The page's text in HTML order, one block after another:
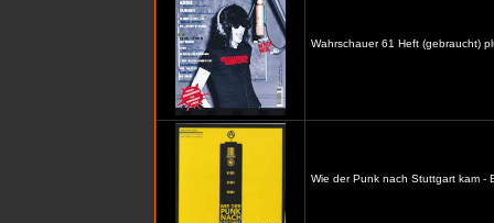
Wahrschauer 61 Heft (gebraucht)
Wie der Punk nach Stuttgart kam -